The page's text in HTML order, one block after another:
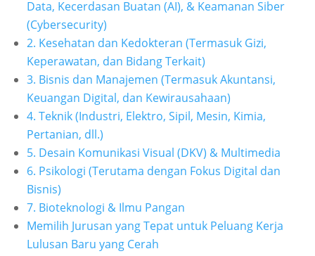
Data, Kecerdasan Buatan (AI), & Keamanan Siber
(Cybersecurity)
2. Kesehatan dan Kedokteran (Termasuk Gizi,
Keperawatan, dan Bidang Terkait)
3. Bisnis dan Manajemen (Termasuk Akuntansi,
Keuangan Digital, dan Kewirausahaan)
4. Teknik (Industri, Elektro, Sipil, Mesin, Kimia,
Pertanian, dll.)
5. Desain Komunikasi Visual (DKV) & Multimedia
6. Psikologi (Terutama dengan Fokus Digital dan
Bisnis)
7. Bioteknologi & Ilmu Pangan
Memilih Jurusan yang Tepat untuk Peluang Kerja
Lulusan Baru yang Cerah